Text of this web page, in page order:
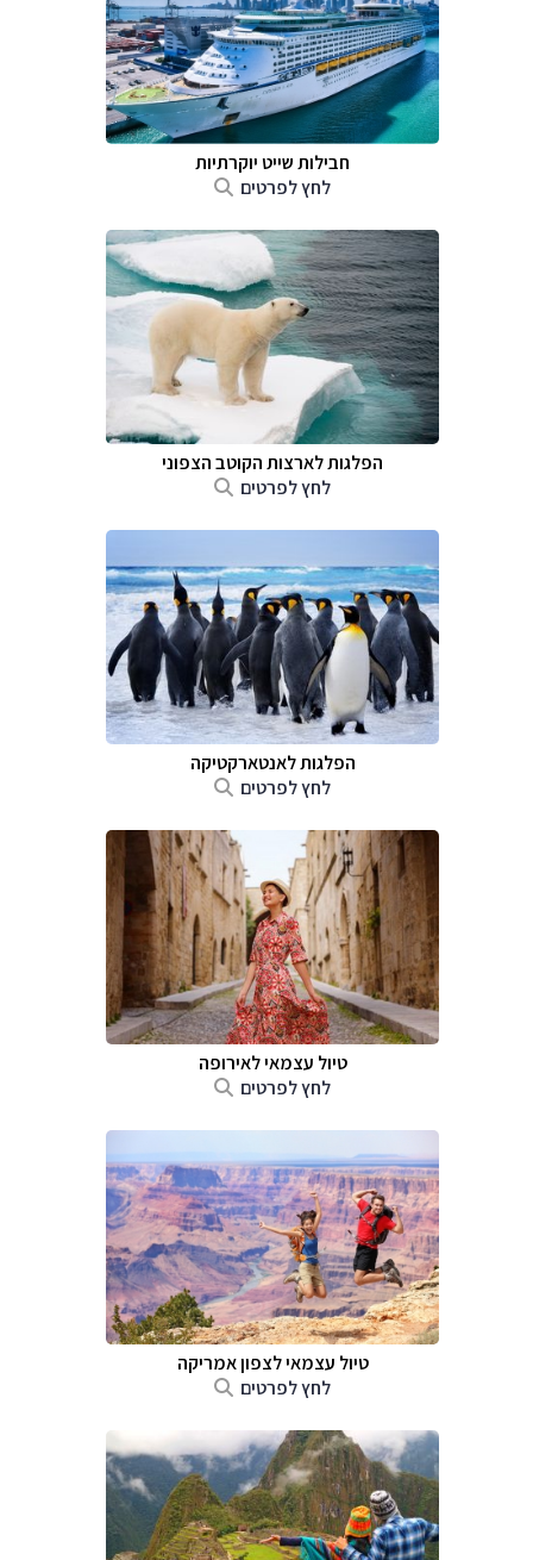
חבילות שייט יוקרתיות
לחץ לפרטים
הפלגות לארצות הקוטב הצפוני
לחץ לפרטים
הפלגות לאנטארקטיקה
לחץ לפרטים
טיול עצמאי לאירופה
לחץ לפרטים
טיול עצמאי לצפון אמריקה
לחץ לפרטים